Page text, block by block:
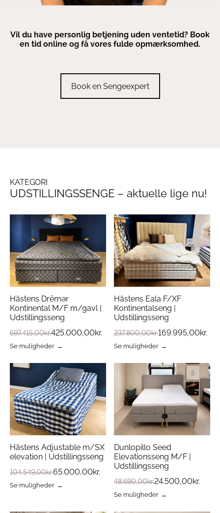
Vil du have personlig betjening uden ventetid? Book
en tid online og få vores fulde opmærksomhed.
Book en Sengeexpert
KATEGORI
UDSTILLINGSSENGE – aktuelle lige nu!
Hästens Drēmər
Kontinental M/F m/gavl |
Udstillingsseng
697.415,00kr.425.000,00kr.
Se muligheder
Hästens Eala F/XF
Kontinentalseng |
Udstillingsseng
237.800,00kr.169.995,00kr.
Se muligheder
Hästens Adjustable m/SX
elevation | Udstillingsseng
104.549,00kr.65.000,00kr.
Se muligheder
Dunlopillo Seed
Elevationsseng M/F |
Udstillingsseng
48.690,00kr.24.500,00kr.
Se muligheder